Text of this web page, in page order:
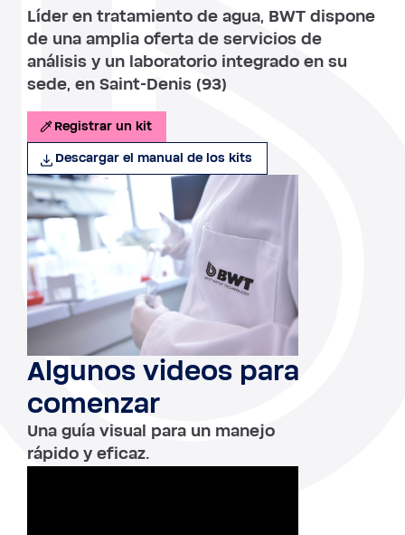
CONTACTAR
Líder en tratamiento de agua, BWT dispone
de una amplia oferta de servicios de
análisis y un laboratorio integrado en su
sede, en Saint-Denis (93)
Registrar un kit
Descargar el manual de los kits
Algunos videos para
comenzar
Una guía visual para un manejo
rápido y eficaz.